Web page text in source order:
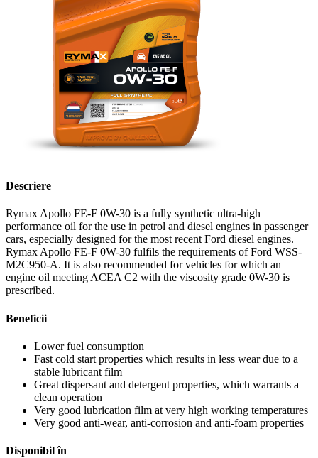
Descriere
Rymax Apollo FE-F 0W-30 is a fully synthetic ultra-high
performance oil for the use in petrol and diesel engines in passenger
cars, especially designed for the most recent Ford diesel engines.
Rymax Apollo FE-F 0W-30 fulfils the requirements of Ford WSS-
M2C950-A. It is also recommended for vehicles for which an
engine oil meeting ACEA C2 with the viscosity grade 0W-30 is
prescribed.
Beneficii
Lower fuel consumption
Fast cold start properties which results in less wear due to a
stable lubricant film
Great dispersant and detergent properties, which warrants a
clean operation
Very good lubrication film at very high working temperatures
Very good anti-wear, anti-corrosion and anti-foam properties
Disponibil în